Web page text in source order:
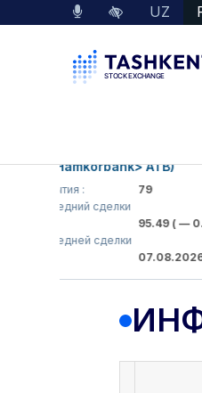
UZ
(<Hamkorbank> ATB)
закрытия :
последний сделки
95.49( — 0.0 )
последней сделки
07.08.2026